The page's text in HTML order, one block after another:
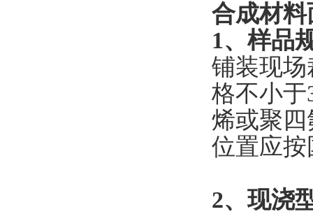
合成材
1、样品
铺装现
格不小于
烯或聚
位置应按
2、现浇